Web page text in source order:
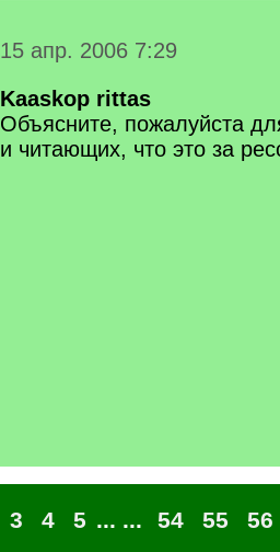
15 апр. 2006 7:29
Kaaskop rittas
Объясните, пожалуйста
и читающих, что это за
3 4 5 ... ... 54 55
56